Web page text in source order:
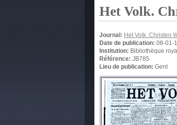
Het Volk.
Journal: Het Volk. Christen
Date de publication: 08-01-
Institution: Bibliothèque
Référence: JB785
Lieu de publication: Gent